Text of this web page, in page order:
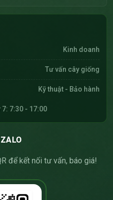
Kinh doanh
Tư vấn cây giống
Kỹ thuật - Bảo hành
7: 7:30 - 17:00
để kết nối tư vấn, báo giá!